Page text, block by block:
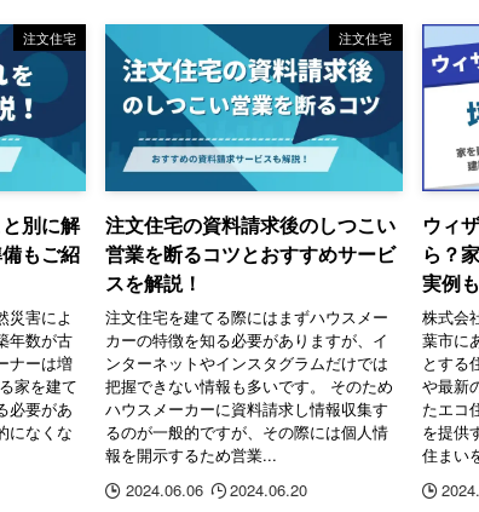
注文住宅
別に解
もご紹
災害によ
年数が古
ナーは増
家を建て
必要があ
になくな
注文住宅
注文住宅の資料請求後のしつこい
営業を断るコツとおすすめサービ
スを解説！
注文住宅を建てる際にはまずハウスメー
カーの特徴を知る必要がありますが、イ
ンターネットやインスタグラムだけでは
把握できない情報も多いです。 そのため
ハウスメーカーに資料請求し情報収集す
るのが一般的ですが、その際には個人情
報を開示するため営業...
2024.06.06
2024.06.20
ウィ
ら？
実例
株式会
葉市に
とする
や最新
たエコ
を提供
住まい